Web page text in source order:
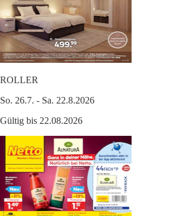
ROLLER
So. 26.7. - Sa. 22.8.2026
Gültig bis 22.08.2026